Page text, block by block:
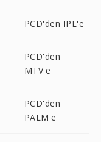
PCD'den IPL'e
PCD'den
MTV'e
PCD'den
PALM'e